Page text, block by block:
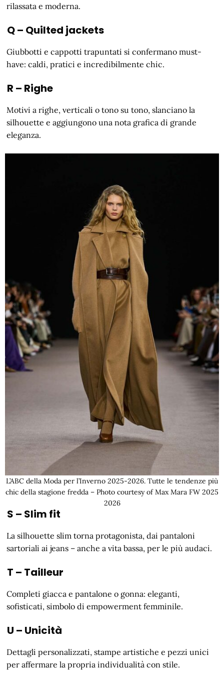
rilassata e moderna.
Q – Quilted jackets
Giubbotti e cappotti trapuntati si confermano must-
have: caldi, pratici e incredibilmente chic.
R – Righe
Motivi a righe, verticali o tono su tono, slanciano la
silhouette e aggiungono una nota grafica di grande
eleganza.
L’ABC della Moda per l’Inverno 2025-2026. Tutte le tendenze più
chic della stagione fredda – Photo courtesy of Max Mara FW 2025
2026
S – Slim fit
La silhouette slim torna protagonista, dai pantaloni
sartoriali ai jeans – anche a vita bassa, per le più audaci.
T – Tailleur
Completi giacca e pantalone o gonna: eleganti,
sofisticati, simbolo di empowerment femminile.
U – Unicità
Dettagli personalizzati, stampe artistiche e pezzi unici
per affermare la propria individualità con stile.